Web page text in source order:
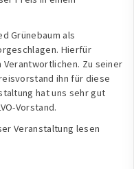
Grünebaum als
Hierfür
Zu seiner
ihn für diese
hat uns sehr gut
Vorstand.
Veranstaltung lesen